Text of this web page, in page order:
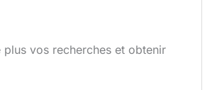
vos recherches et obtenir